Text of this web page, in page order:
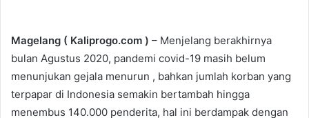
Magelang ( Kaliprogo.com ) – Menjelang berakhirnya
bulan Agustus 2020, pandemi covid-19 masih belum
menunjukan gejala menurun , bahkan jumlah korban yang
terpapar di Indonesia semakin bertambah hingga
menembus 140.000 penderita, hal ini berdampak dengan